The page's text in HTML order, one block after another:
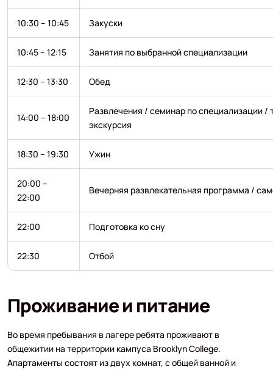
10:30 – 10:45 Закуски
10:45 – 12:15 Занятия по выбранной специализации
12:30 – 13:30 Обед
14:00 – 18:00
Развлечения / семинар по специализации /
экскурсия
18:30 – 19:30 Ужин
20:00 –
22:00
Вечерняя развлекательная программа /
22:00 Подготовка ко сну
22:30 Отбой
Проживание и питание
Во время пребывания в лагере ребята проживают в
общежитии на территории кампуса Brooklyn College.
Апартаменты состоят из двух комнат, с общей ванной и